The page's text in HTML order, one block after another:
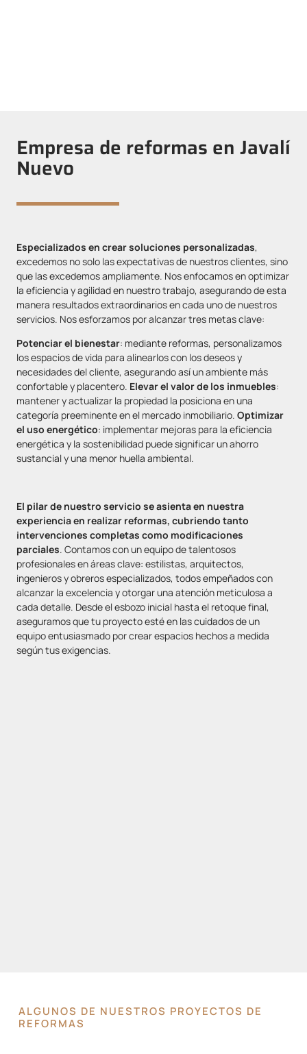
Empresa de reformas en Javalí
Nuevo
Especializados en crear soluciones personalizadas,
excedemos no solo las expectativas de nuestros clientes, sino
que las excedemos ampliamente. Nos enfocamos en optimizar
la eficiencia y agilidad en nuestro trabajo, asegurando de esta
manera resultados extraordinarios en cada uno de nuestros
servicios. Nos esforzamos por alcanzar tres metas clave:
Potenciar el bienestar: mediante reformas, personalizamos
los espacios de vida para alinearlos con los deseos y
necesidades del cliente, asegurando así un ambiente más
confortable y placentero. Elevar el valor de los inmuebles:
mantener y actualizar la propiedad la posiciona en una
categoría preeminente en el mercado inmobiliario. Optimizar
el uso energético: implementar mejoras para la eficiencia
energética y la sostenibilidad puede significar un ahorro
sustancial y una menor huella ambiental.
El pilar de nuestro servicio se asienta en nuestra
experiencia en realizar reformas, cubriendo tanto
intervenciones completas como modificaciones
parciales. Contamos con un equipo de talentosos
profesionales en áreas clave: estilistas, arquitectos,
ingenieros y obreros especializados, todos empeñados con
alcanzar la excelencia y otorgar una atención meticulosa a
cada detalle. Desde el esbozo inicial hasta el retoque final,
aseguramos que tu proyecto esté en las cuidados de un
equipo entusiasmado por crear espacios hechos a medida
según tus exigencias.
ALGUNOS DE NUESTROS PROYECTOS DE
REFORMAS